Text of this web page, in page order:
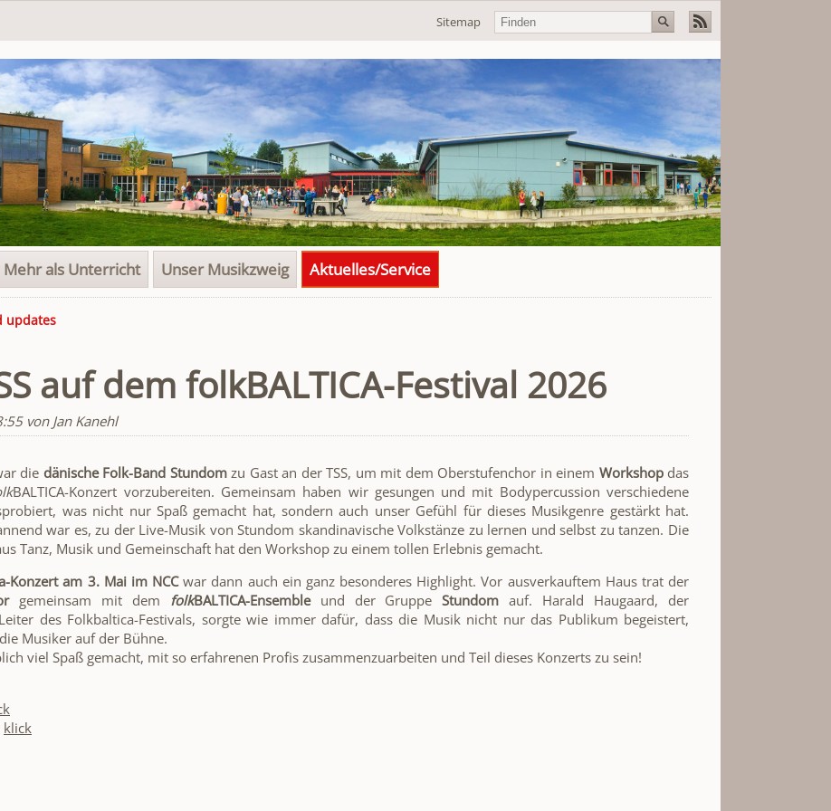
Navigation
Sitemap
Mehr als Unterricht Unser Musikzweig Aktuelles/Service
updates
auf dem folkBALTICA-Festival 2026
von Jan Kanehl
die dänische Folk-Band Stundomzu Gast an der TSS, um mit dem Oberstufenchor in einem Workshopdas
BALTICA-Konzert vorzubereiten. Gemeinsam haben wir gesungen und mit Bodypercussion verschiedene
was nicht nur Spaß gemacht hat, sondern auch unser Gefühl für dieses Musikgenre gestärkt hat.
war es, zu der Live-Musik von Stundom skandinavische Volkstänze zu lernen und selbst zu tanzen. Die
Tanz, Musik und Gemeinschaft hat den Workshop zu einem tollen Erlebnis gemacht.
Konzert am 3. Mai im NCCwar dann auch ein ganz besonderes Highlight. Vor ausverkauftem Haus trat der
gemeinsam mit dem folkBALTICA-Ensembleund der GruppeStundom auf. Harald Haugaard, der
des Folkbaltica-Festivals, sorgte wie immer dafür, dass die Musik nicht nur das Publikum begeistert,
Musiker auf der Bühne.
viel Spaß gemacht, mit so erfahrenen Profis zusammenzuarbeiten und Teil dieses Konzerts zu sein!
klick